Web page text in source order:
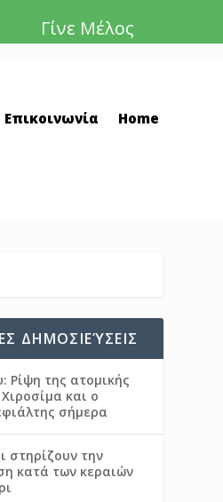
Γίνε Μέλος
Επικοινωνία Home
ΔΗΜΟΣΙΕΎΣΕΙΣ
Ρίψη της ατομικής
και ο
σήμερα
στηρίζουν την
κατά των κεραιών